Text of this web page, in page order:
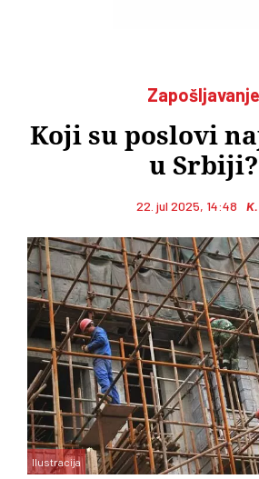
Zapošljavanje
Koji su poslovi
u Srbiji?
22. jul 2025, 14:48
Ilustracija